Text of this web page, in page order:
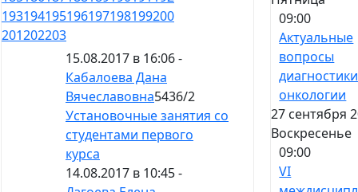
193194195196197198199200
201202203
15.08.2017 в 16:06 -
Кабалоева Дана
Вячеславовна5436/2
Установочные занятия со
студентами первого
курса
14.08.2017 в 10:45 -
09:00
Актуальные
вопросы
онкологии
27 сентября
Воскресенье
09:00
VI